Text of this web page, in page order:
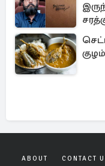
ABOUT CONTACT